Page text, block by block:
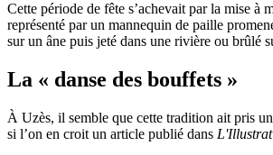
Cette période de fête s’achevait par la mise à
représenté par un mannequin de paille
sur un âne puis jeté dans une rivière ou brûlé
La « danse des bouffets »
À Uzès, il semble que cette tradition ait pris
si l’on en croit un article publié dans